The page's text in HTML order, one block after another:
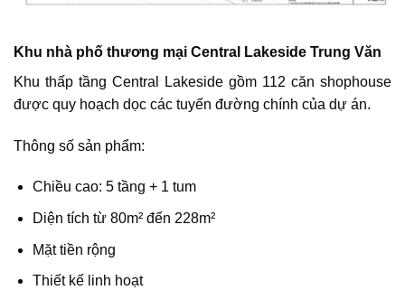
Khu nhà phố thương mại Central Lakeside Trung Văn
Khu thấp tầng Central Lakeside gồm 112 căn shophouse
được quy hoạch dọc các tuyến đường chính của dự án.
Thông số sản phẩm:
Chiều cao: 5 tầng + 1 tum
Diện tích từ 80m² đến 228m²
Mặt tiền rộng
Thiết kế linh hoạt